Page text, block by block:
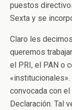
puestos
Sexta y se
Claro les
queremos
el PRI, el PAN o
«institucionales».
convocada con
Declaración. Tal